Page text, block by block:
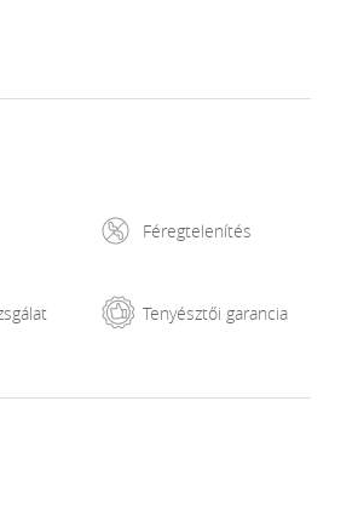
Féregtelenítés
Tenyésztői garancia